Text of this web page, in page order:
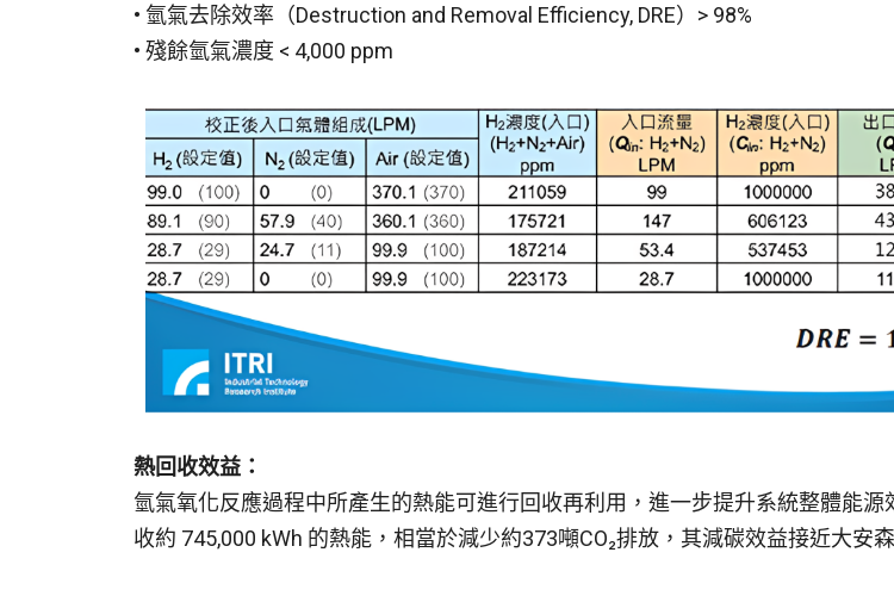
• 氫氣去除效率（Destruction and Removal Efficiency, DRE）> 98%
• 殘餘氫氣濃度 < 4,000 ppm
熱回收效益：
氫氣氧化反應過程中所產生的熱能可進行回收再利用，進一步提升系統整體能
收約 745,000 kWh 的熱能，相當於減少約373噸CO₂排放，其減碳效益接近大安